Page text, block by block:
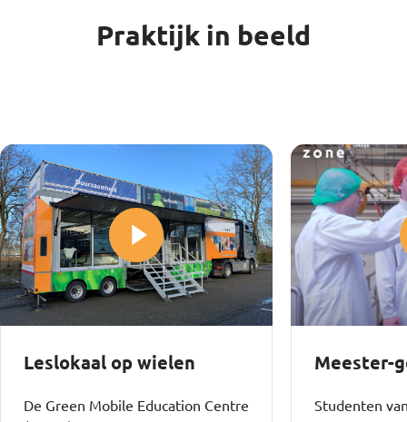
Praktijk in beeld
Leslokaal op wielen
De Green Mobile Education Centre
Meester-
Studenten